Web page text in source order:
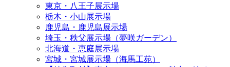
東京・八王子展示場
栃木・小山展示場
鹿児島・鹿児島展示場
埼玉・秩父展示場（夢咲ガーデン）
北海道・恵庭展示場
宮城・宮城展示場（海馬工苑）